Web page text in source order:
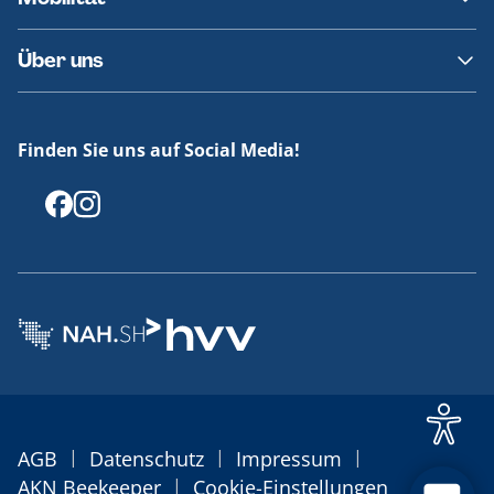
Fundsachen
Häufige Fragen
Barrierefreies Reisen
Erklärung Barrierefreiheit
Über uns
Offenlegungen
Finden Sie uns auf Social Media!
AGB | Datenschutz | Impressum |
AKN Beekeeper | Cookie-Einstellungen